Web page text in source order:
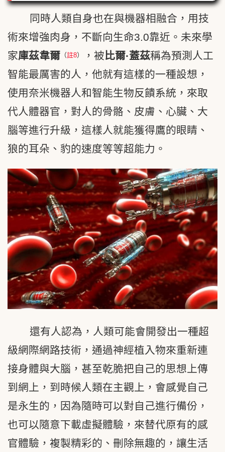
同時人類自身也在與機器相融合，用技
術來增強肉身，不斷向生命3.0靠近。未來學
家庫茲韋爾 （註8） ，被比爾·蓋茲稱為預測人工
智能最厲害的人，他就有這樣的一種設想，
使用奈米機器人和智能生物反饋系統，來取
代人體器官，對人的骨骼、皮膚、心臟、大
腦等進行升級，這樣人就能獲得鷹的眼睛、
狼的耳朵、豹的速度等等超能力。
還有人認為，人類可能會開發出一種超
級網際網路技術，通過神經植入物來重新連
接身體與大腦，甚至乾脆把自己的思想上傳
到網上，到時候人類在主觀上，會感覺自己
是永生的，因為隨時可以對自己進行備份，
也可以隨意下載虛擬體驗，來替代原有的感
官體驗，複製精彩的、刪除無趣的，讓生活